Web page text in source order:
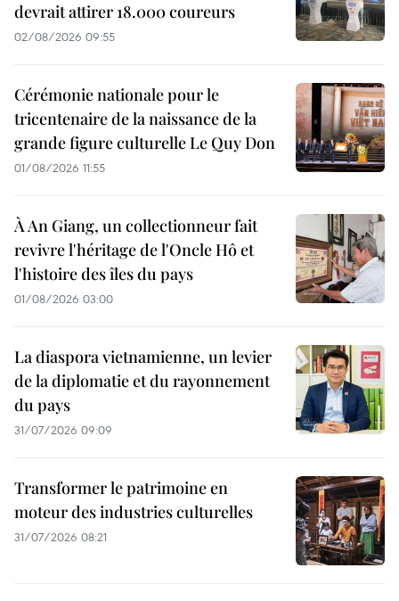
devrait attirer 18.000 coureurs
02/08/2026 09:55
Cérémonie nationale pour le
tricentenaire de la naissance de la
grande figure culturelle Le Quy Don
01/08/2026 11:55
À An Giang, un collectionneur fait
revivre l'héritage de l'Oncle Hô et
l'histoire des îles du pays
01/08/2026 03:00
La diaspora vietnamienne, un levier
de la diplomatie et du rayonnement
du pays
31/07/2026 09:09
Transformer le patrimoine en
moteur des industries culturelles
31/07/2026 08:21